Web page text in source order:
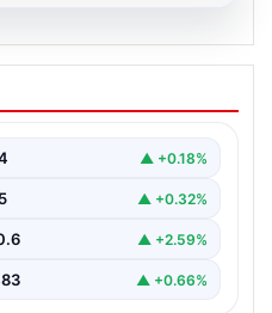
İletişimin
Deneyimi
barındırmaktadır.
▲ +0.18%
▲ +0.32%
▲ +2.59%
▲ +0.66%